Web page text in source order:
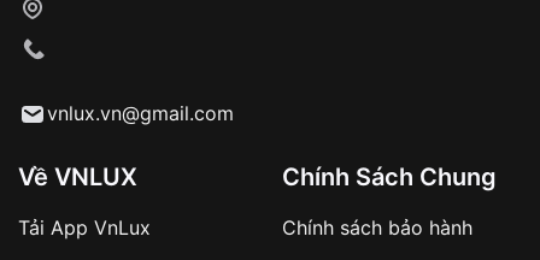
Từ khóa SEO:
vnlux.vn@gmail.com
Về VNLUX
Tải App VnLux
Chính Sách Chung
Chính sách bảo hành